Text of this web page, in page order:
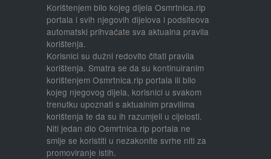
Korištenjem bilo kojeg dijela Osmrtnica.rip
portala i svih njegovih dijelova i podsiteova
automatski prihvaćate sva aktualna pravila
korištenja.
Korisnici su dužni redovito čitati pravila
korištenja. Smatra se da su kontinuiranim
korištenjem Osmrtnica.rip portala ili bilo
kojeg njegovog dijela, korisnici u svakom
trenutku upoznati s aktualnim pravilima
korištenja te da su ih razumjeli u cijelosti.
Niti jedan dio Osmrtnica.rip portala ne
smije se koristiti u nezakonite svrhe niti za
promoviranje istih.